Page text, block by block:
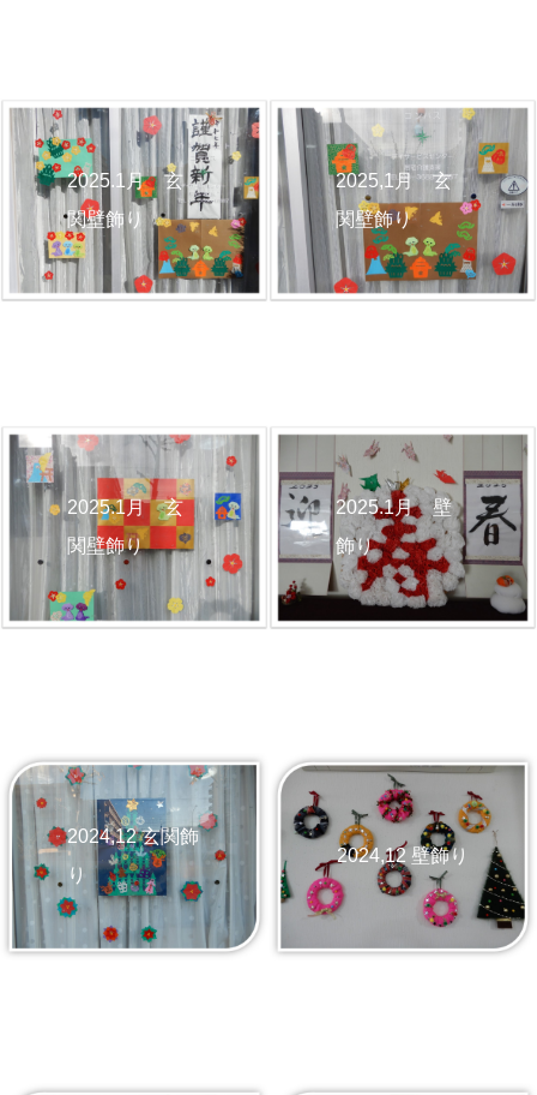
2025.1月 玄
関壁飾り
2025,1月 玄
関壁飾り
2025.1月 玄
関壁飾り
2025.1月 壁
飾り
2024,12 玄関飾
り
2024,12 壁飾り